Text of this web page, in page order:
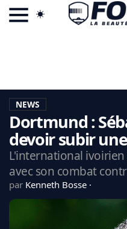
LA CHARTE
VIE PRIVÉE
CGU
CONTACTEZ-NOUS
NEWS
Dortmund :
devoir subir
L'international
avec son combat
par Kenneth Bosse